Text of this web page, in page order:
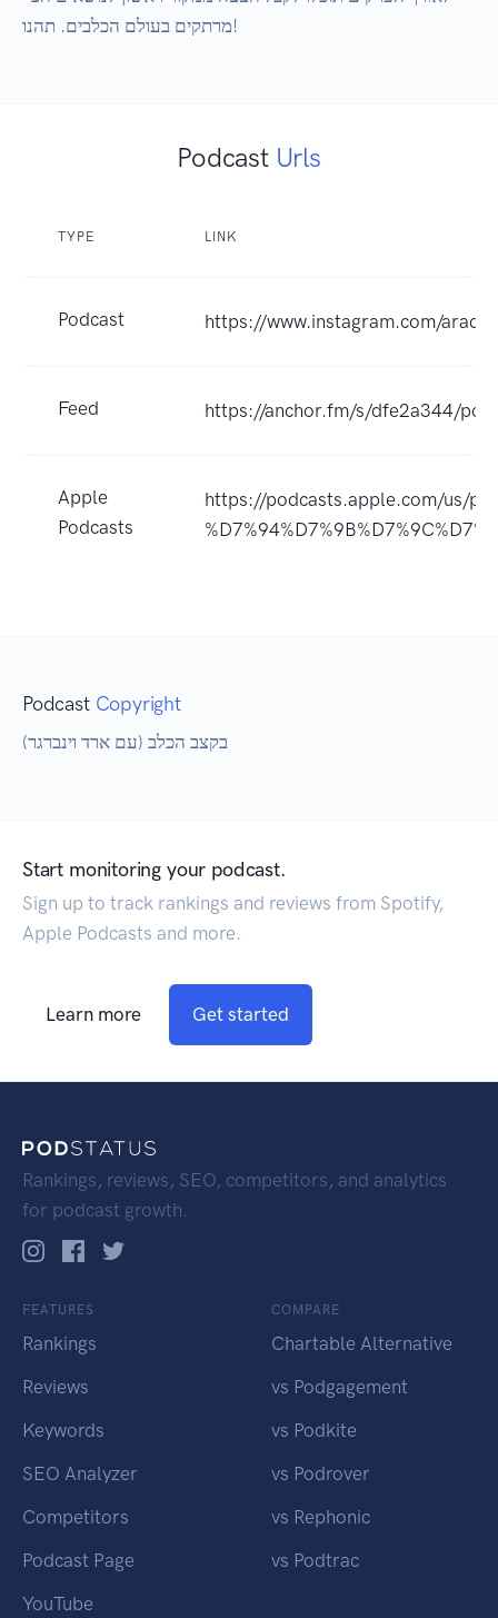
מרתקים בעולם הכלבים. תהנו!
Podcast Urls
TYPE LINK
Podcast https://www.instagram.com/
Feed https://anchor.fm/s/dfe2a344/
Apple
Podcasts
https://podcasts.apple.com/us/
Podcast Copyright
בקצב הכלב (עם ארד וינברגר)
Start monitoring your podcast.
Sign up to track rankings and reviews from Spotify,
Apple Podcasts and more.
Learn more Get started
Rankings, reviews, SEO, competitors, and analytics
for podcast growth.
FEATURES
Rankings
Reviews
Keywords
SEO Analyzer
Competitors
Podcast Page
YouTube
COMPARE
Chartable Alternative
vs Podgagement
vs Podkite
vs Podrover
vs Rephonic
vs Podtrac